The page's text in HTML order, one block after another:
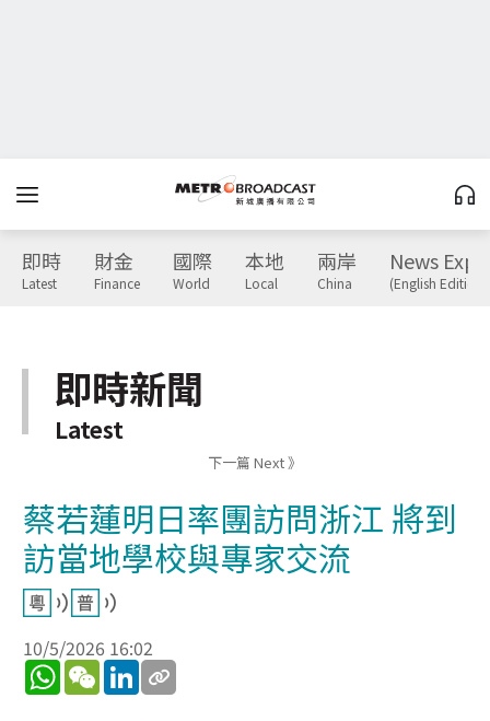
即時
Latest
財金
Finance
國際
World
本地
Local
兩岸
China
News
(English Edition)
即時新聞
Latest
下一篇 Next 》
蔡若蓮明日率團訪問浙江 將到
訪當地學校與專家交流
10/5/2026 16:02
WhatsApp
WeChatLinkedIn